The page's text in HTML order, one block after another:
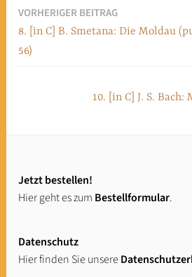
Beitragsnavigation
VORHERIGER BEITRAG
8. [in C] B. Smetana: Die Moldau
56)
10. [in C] J. S.
Jetzt bestellen!
Hier geht es zum Bestellformular.
Datenschutz
Hier finden Sie unsere